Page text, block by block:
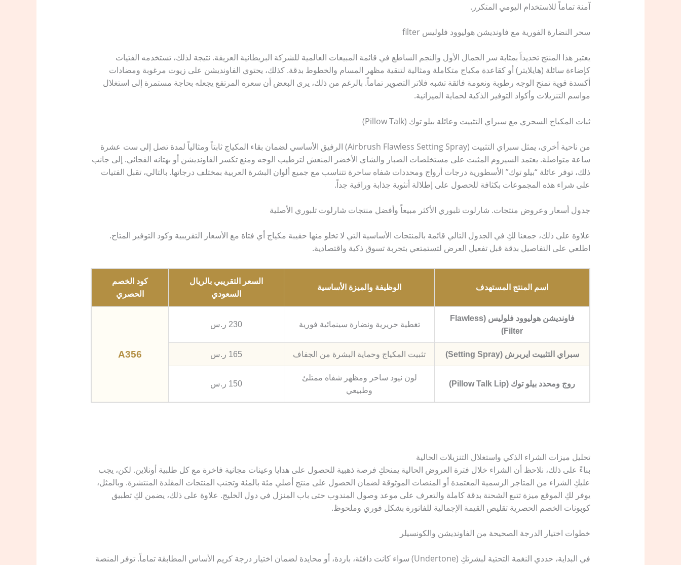
آمنة تماماً للاستخدام اليومي المتكرر.
​سحر النضارة الفورية مع فاونديشن هوليوود فلوليس filter
​يعتبر هذا المنتج تحديداً بمثابة سر الجمال الأول والنجم الساطع في قائمة المبيعات العالمية للشركة البريطانية العريقة. نتيجة لذلك، تستخدمه الفتيات
كإضاءة سائلة (هايلايتر) أو كقاعدة مكياج متكاملة ومثالية لتنقية مظهر المسام والخطوط بدقة. كذلك، يحتوي الفاونديشن على زيوت مرغوبة ومضادات
أكسدة قوية تمنح الوجه رطوبة ونعومة فائقة تشبه فلاتر التصوير تماماً. بالرغم من ذلك، يرى البعض أن سعره المرتفع يجعله بحاجة مستمرة إلى استغلال
مواسم التنزيلات وأكواد التوفير الذكية لحماية الميزانية.
​ثبات المكياج السحري مع سبراي التثبيت وعائلة بيلو توك (Pillow Talk)
​من ناحية أخرى، يمثل سبراي التثبيت (Airbrush Flawless Setting Spray) الرفيق الأساسي لضمان بقاء المكياج ثابتاً ومثالياً لمدة تصل إلى ست عشرة
ساعة متواصلة. يعتمد السيروم المثبت على مستخلصات الصبار والشاي الأخضر المنعش لترطيب الوجه ومنع تكسر الفاونديشن أو بهتانه الفجائي. إلى جانب
ذلك، توفر عائلة “بيلو توك” الأسطورية درجات أرواج ومحددات شفاه ساحرة تتناسب مع جميع ألوان البشرة العربية بمختلف درجاتها. بالتالي، تقبل الفتيات
على شراء هذه المجموعات بكثافة للحصول على إطلالة أنثوية جذابة وراقية جداً.
​جدول أسعار وعروض منتجات. شارلوت تلبوري الأكثر مبيعاً وأفضل منتجات شارلوت تلبوري الأصلية
​علاوة على ذلك، جمعنا لكِ في الجدول التالي قائمة بالمنتجات الأساسية التي لا تخلو منها حقيبة مكياج أي فتاة مع الأسعار التقريبية وكود التوفير المتاح.
اطلعي على التفاصيل بدقة قبل تفعيل العرض لتستمتعي بتجربة تسوق ذكية واقتصادية.
اسم المنتج المستهدف الوظيفة والميزة الأساسية
السعر التقريبي بالريال
السعودي
كود الخصم
الحصري
فاونديشن هوليوود فلوليس (Flawless
Filter)
تغطية حريرية ونضارة سينمائية فورية 230 ر.س
A356 سبراي التثبيت ايربرش (Setting Spray) تثبيت المكياج وحماية البشرة من الجفاف 165 ر.س
روج ومحدد بيلو توك (Pillow Talk Lip)
لون نيود ساحر ومظهر شفاه ممتلئ
وطبيعي
150 ر.س
تحليل ميزات الشراء الذكي واستغلال التنزيلات الحالية
بناءً على ذلك، نلاحظ أن الشراء خلال فترة العروض الحالية يمنحكِ فرصة ذهبية للحصول على هدايا وعينات مجانية فاخرة مع كل طلبية أونلاين. لكن، يجب
عليكِ الشراء من المتاجر الرسمية المعتمدة أو المنصات الموثوقة لضمان الحصول على منتج أصلي مئة بالمئة وتجنب المنتجات المقلدة المنتشرة. وبالمثل،
يوفر لكِ الموقع ميزة تتبع الشحنة بدقة كاملة والتعرف على موعد وصول المندوب حتى باب المنزل في دول الخليج. علاوة على ذلك، يضمن لكِ تطبيق
كوبونات الخصم الحصرية تقليص القيمة الإجمالية للفاتورة بشكل فوري وملحوظ.
​خطوات اختيار الدرجة الصحيحة من الفاونديشن والكونسيلر
​في البداية، حددي النغمة التحتية لبشرتكِ (Undertone) سواء كانت دافئة، باردة، أو محايدة لضمان اختيار درجة كريم الأساس المطابقة تماماً. توفر المنصة